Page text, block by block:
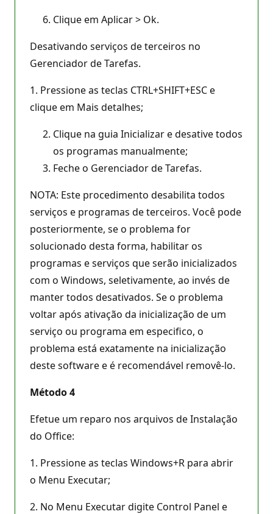
Clique em Aplicar > Ok.
Desativando serviços de terceiros no
Gerenciador de Tarefas.
1. Pressione as teclas CTRL+SHIFT+ESC e
clique em Mais detalhes;
Clique na guia Inicializar e desative todos
os programas manualmente;
Feche o Gerenciador de Tarefas.
NOTA: Este procedimento desabilita todos
serviços e programas de terceiros. Você pode
posteriormente, se o problema for
solucionado desta forma, habilitar os
programas e serviços que serão inicializados
com o Windows, seletivamente, ao invés de
manter todos desativados. Se o problema
voltar após ativação da inicialização de um
serviço ou programa em especifico, o
problema está exatamente na inicialização
deste software e é recomendável removê-lo.
Método 4
Efetue um reparo nos arquivos de Instalação
do Office:
1. Pressione as teclas Windows+R para abrir
o Menu Executar;
2. No Menu Executar digite Control Panel e